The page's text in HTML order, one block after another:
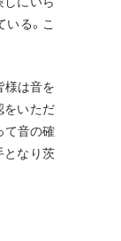
いる。こ
様は音を
をいただ
て音の確
となり茨